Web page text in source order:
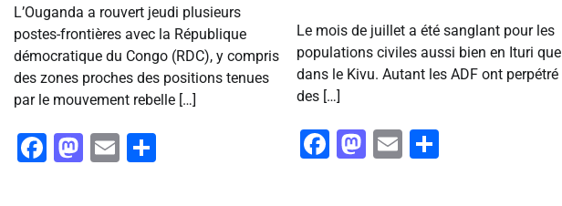
L’Ouganda a rouvert jeudi plusieurs
postes-frontières avec la République
démocratique du Congo (RDC), y compris
des zones proches des positions tenues
par le mouvement rebelle […]
Facebook
Mastodon
Email
Le mois de juillet a été sanglant pour les
populations civiles aussi bien en Ituri que
dans le Kivu. Autant les ADF ont perpétré
des […]
Facebook
Mastodon
EmailPartager